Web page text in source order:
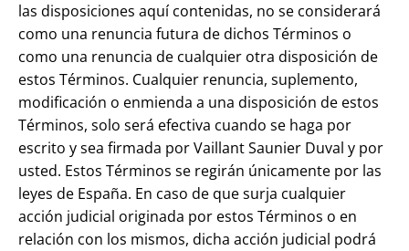
las disposiciones aquí contenidas, no se considerará
como una renuncia futura de dichos Términos o
como una renuncia de cualquier otra disposición de
estos Términos. Cualquier renuncia, suplemento,
modificación o enmienda a una disposición de estos
Términos, solo será efectiva cuando se haga por
escrito y sea firmada por Vaillant Saunier Duval y por
usted. Estos Términos se regirán únicamente por las
leyes de España. En caso de que surja cualquier
acción judicial originada por estos Términos o en
relación con los mismos, dicha acción judicial podrá